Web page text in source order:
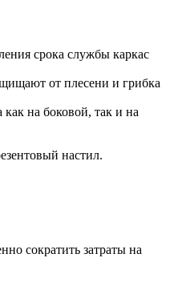
срока службы каркас
от плесени и грибка
на боковой, так и на
настил.
сократить затраты на